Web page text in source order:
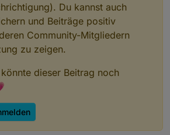
Du kannst auch
und Beiträge positiv
Community-Mitgliedern
zu zeigen.
dieser Beitrag noch